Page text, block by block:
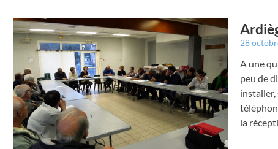
28
A une
peu de
installer,
la